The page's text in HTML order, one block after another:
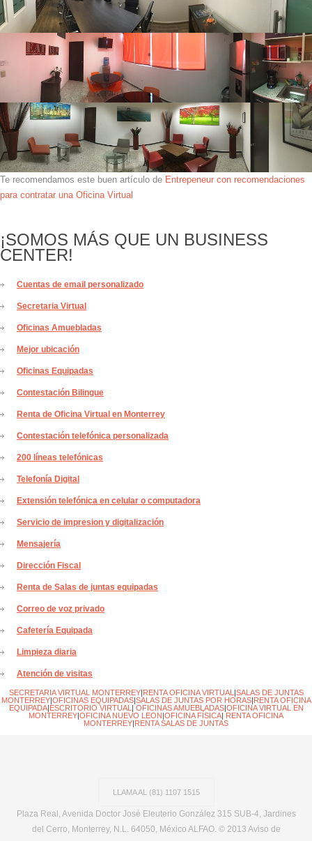
Te recomendamos este buen artículo de Entrepeneur con recomendaciones
para contratar una Oficina Virtual
¡SOMOS MÁS QUE UN BUSINESS
CENTER!
Cuentas de email personalizado
Secretaria Virtual
Oficinas Amuebladas
Mejor ubicación
Oficinas Equipadas
Contestación Bilingue
Renta de Oficina Virtual en Monterrey
Contestación telefónica personalizada
200 líneas telefónicas
Telefonía Digital
Extensión telefónica en celular o computadora
Servicio de impresion y digitalización
Mensajería
Dirección Fiscal
Renta de Salas de juntas equipadas
Correo de voz privado
Cafetería Equipada
Limpieza diaria
Atención de visitas
SECRETARIA VIRTUAL MONTERREY| RENTA OFICINA VIRTUAL
SALAS DE JUNTAS
MONTERREY| OFICINAS EQUIPADAS| SALAS DE JUNTAS POR HORAS| RENTA OFICINA
EQUIPADA| ESCRITORIO VIRTUAL OFICINAS AMUEBLADAS| OFICINA VIRTUAL EN
MONTERREY OFICINA NUEVO LEON OFICINA FÍSICA
RENTA OFICINA
MONTERREY RENTA SALAS DE JUNTAS
LLAMA AL (81) 1107 1515
Plaza Real, Avenida Doctor José Eleuterio González 315 SUB-4, Jardines
del Cerro, Monterrey, N.L. 64050, México ALFAO. © 2013 Aviso de